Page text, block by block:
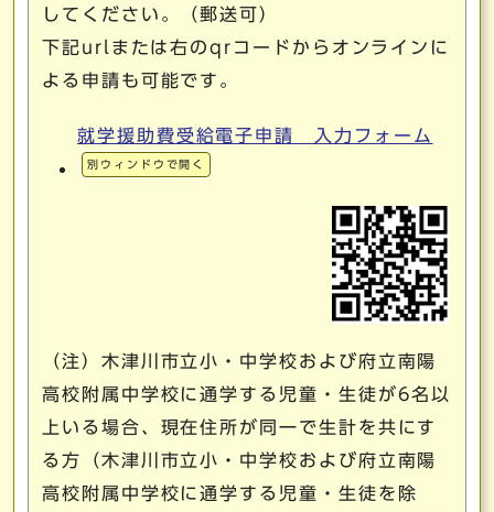
してください。（郵送可）
下記urlまたは右のqrコードからオンラインに
よる申請も可能です。
就学援助費受給電子申請 入力フォーム
別ウィンドウで開く
（注）木津川市立小・中学校および府立南陽
高校附属中学校に通学する児童・生徒が6名以
上いる場合、現在住所が同一で生計を共にす
る方（木津川市立小・中学校および府立南陽
高校附属中学校に通学する児童・生徒を除